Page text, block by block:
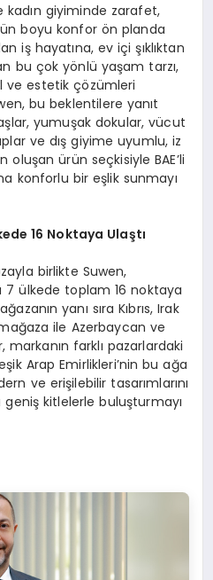
kadın giyiminde zarafet,
boyu konfor ön planda
iş hayatına, ev içi şıklıktan
bu çok yönlü yaşam tarzı,
ve estetik çözümleri
bu beklentilere yanıt
yumuşak dokular, vücut
ve dış giyime uyumlu, iz
oluşan ürün seçkisiyleBAE’li
konforlu bir eşlik sunmayı
16 Noktaya Ulaştı
birlikte Suwen,
7 ülkede toplam 16 noktaya
yanı sıra Kıbrıs, Irak
ile Azerbaycan ve
markanın farklı pazarlardaki
Arap Emirlikleri’nin bu ağa
ve erişilebilir tasarımlarını
kitlelerle buluşturmayı